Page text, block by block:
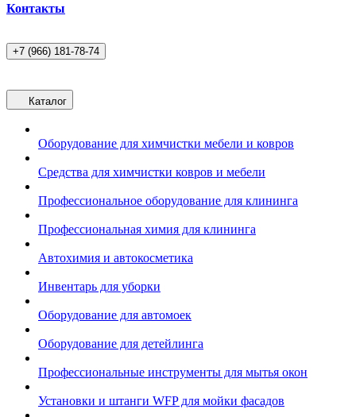
Контакты
+7 (966) 181-78-74
Каталог
Оборудование для химчистки мебели и ковров
Средства для химчистки ковров и мебели
Профессиональное оборудование для клининга
Профессиональная химия для клининга
Автохимия и автокосметика
Инвентарь для уборки
Оборудование для автомоек
Оборудование для детейлинга
Профессиональные инструменты для мытья окон
Установки и штанги WFP для мойки фасадов